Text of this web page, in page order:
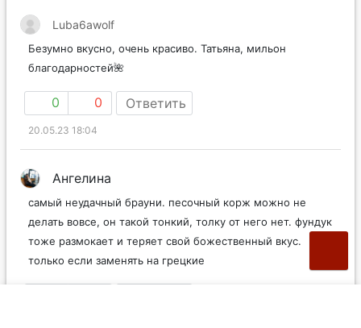
Luba6awolf
Безумно вкусно, очень красиво. Татьяна, мильон
благодарностей🌺
0 0 Ответить
20.05.23 18:04
Ангелина
самый неудачный брауни. песочный корж можно не
делать вовсе, он такой тонкий, толку от него нет. фундук
тоже размокает и теряет свой божественный вкус.
только если заменять на грецкие